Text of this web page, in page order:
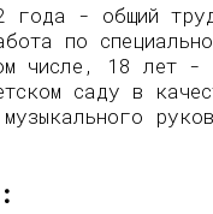
года - общий
по
числе, 18 лет -
саду в